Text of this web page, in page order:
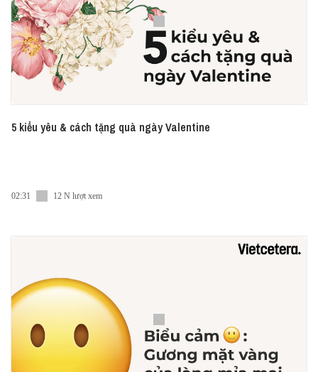
5 kiểu yêu & cách tặng quà ngày Valentine
02:31 12 N lượt xem